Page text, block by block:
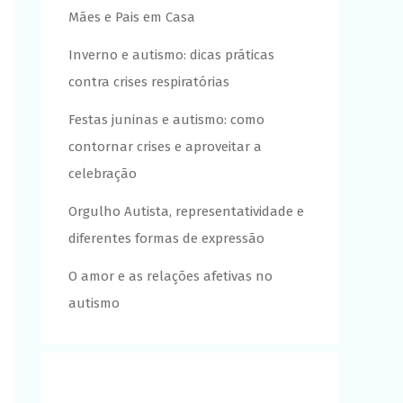
Mães e Pais em Casa
Inverno e autismo: dicas práticas
contra crises respiratórias
Festas juninas e autismo: como
contornar crises e aproveitar a
celebração
Orgulho Autista, representatividade e
diferentes formas de expressão
O amor e as relações afetivas no
autismo